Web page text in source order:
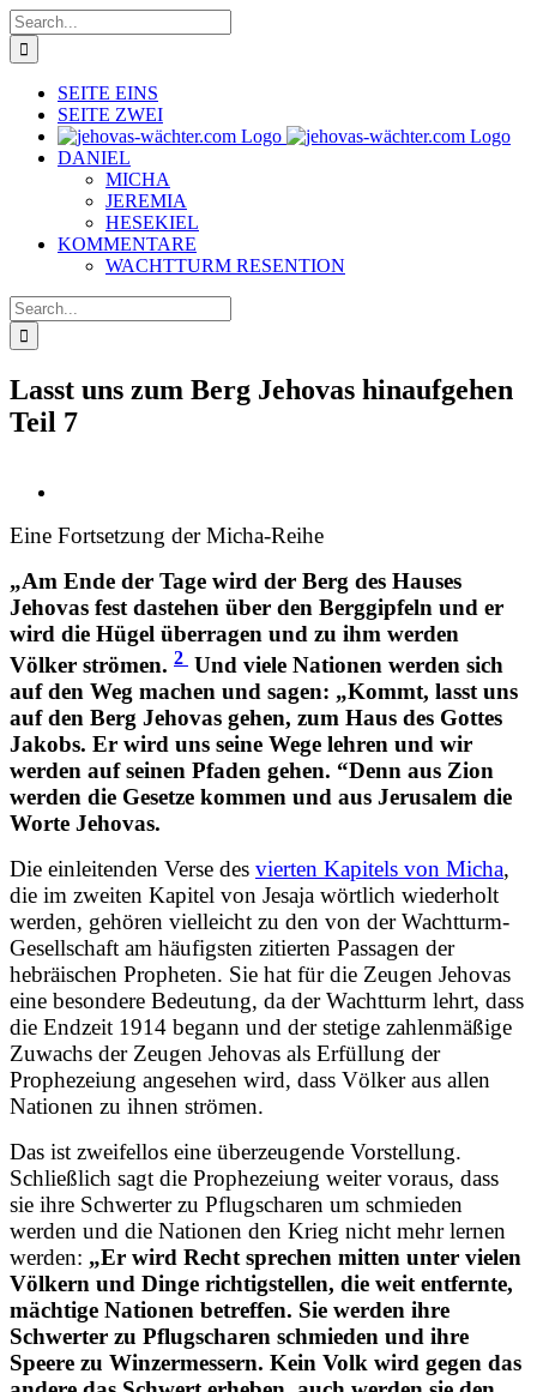
Skip
to
content
Search
for:
SEITE EINS
SEITE ZWEI
DANIEL
MICHA
JEREMIA
HESEKIEL
KOMMENTARE
WACHTTURM RESENTION
Search
for:
Lasst uns zum Berg Jehovas hinaufgehen
Teil 7
Image
Eine Fortsetzung der Micha-Reihe
„Am Ende der Tage wird der Berg des Hauses
Jehovas fest dastehen über den Berggipfeln und er
wird die Hügel überragen und zu ihm werden
Völker strömen. 2 Und viele Nationen werden sich
auf den Weg machen und sagen: „Kommt, lasst uns
auf den Berg Jehovas gehen, zum Haus des Gottes
Jakobs. Er wird uns seine Wege lehren und wir
werden auf seinen Pfaden gehen. “Denn aus Zion
werden die Gesetze kommen und aus Jerusalem die
Worte Jehovas.
Die einleitenden Verse des vierten Kapitels von Micha,
die im zweiten Kapitel von Jesaja wörtlich wiederholt
werden, gehören vielleicht zu den von der Wachtturm-
Gesellschaft am häufigsten zitierten Passagen der
hebräischen Propheten. Sie hat für die Zeugen Jehovas
eine besondere Bedeutung, da der Wachtturm lehrt, dass
die Endzeit 1914 begann und der stetige zahlenmäßige
Zuwachs der Zeugen Jehovas als Erfüllung der
Prophezeiung angesehen wird, dass Völker aus allen
Nationen zu ihnen strömen.
Das ist zweifellos eine überzeugende Vorstellung.
Schließlich sagt die Prophezeiung weiter voraus, dass
sie ihre Schwerter zu Pflugscharen um schmieden
werden und die Nationen den Krieg nicht mehr lernen
werden: „Er wird Recht sprechen mitten unter vielen
Völkern und Dinge richtigstellen, die weit entfernte,
mächtige Nationen betreffen. Sie werden ihre
Schwerter zu Pflugscharen schmieden und ihre
Speere zu Winzermessern. Kein Volk wird gegen das